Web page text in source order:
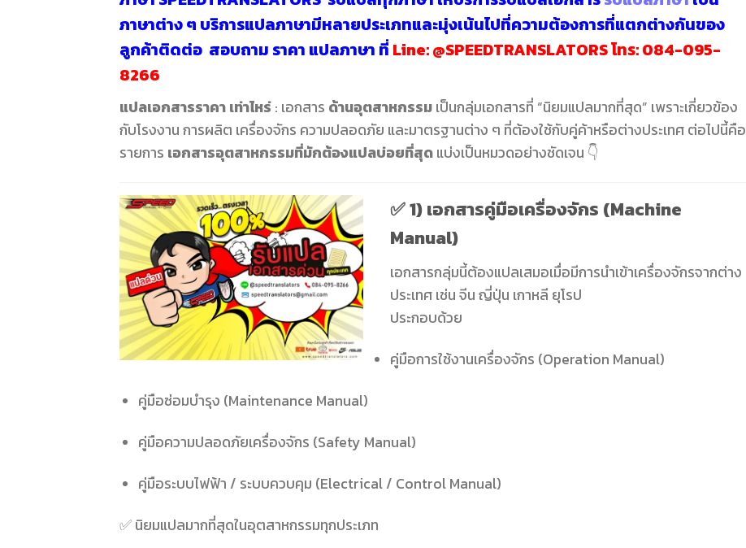
ภาษาต่าง ๆ บริการแปลภาษามีหลายประเภทและมุ่งเน้นไปที่ความต้องการที่แตกต่างกันของ
ลูกค้าติดต่อ สอบถาม ราคา แปลภาษา ที่ Line:@SPEEDTRANSLATORSโทร:084-095-
8266
แปลเอกสารราคา เท่าไหร่: เอกสาร ด้านอุตสาหกรรมเป็นกลุ่มเอกสารที่ “นิยมแปลมากที่สุด” เพราะเกี่ยวข้อง
กับโรงงาน การผลิต เครื่องจักร ความปลอดภัย และมาตรฐานต่าง ๆ ที่ต้องใช้กับคู่ค้าหรือต่างประเทศ ต่อไปนี้คือ
รายการ เอกสารอุตสาหกรรมที่มักต้องแปลบ่อยที่สุดแบ่งเป็นหมวดอย่างชัดเจน 👇
✅1) เอกสารคู่มือเครื่องจักร (Machine
Manual)
เอกสารกลุ่มนี้ต้องแปลเสมอเมื่อมีการนำเข้าเครื่องจักรจากต่าง
ประเทศ เช่น จีน ญี่ปุ่น เกาหลี ยุโรป
ประกอบด้วย
คู่มือการใช้งานเครื่องจักร (Operation Manual)
คู่มือซ่อมบำรุง (Maintenance Manual)
คู่มือความปลอดภัยเครื่องจักร (Safety Manual)
คู่มือระบบไฟฟ้า / ระบบควบคุม (Electrical / Control Manual)
✅ นิยมแปลมากที่สุดในอุตสาหกรรมทุกประเภท